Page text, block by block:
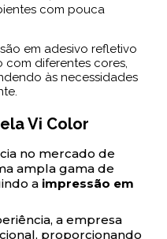
com pouca
com diferentes cores,
às necessidades
Vi Color
no mercado de
ampla gama de
a impressão em
a empresa
proporcionando